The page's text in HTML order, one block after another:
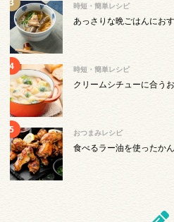
時短・簡単レシピ
あっさりな晩ごはんにお
時短・簡単レシピ
クリームシチューに合う
おつまみレシピ
食べるラー油を使ったか